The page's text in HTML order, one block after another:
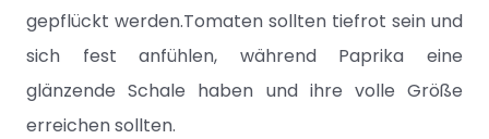
gepflückt werden.Tomaten sollten tiefrot sein und
sich fest anfühlen, während Paprika eine
glänzende Schale haben und ihre volle Größe
erreichen sollten.